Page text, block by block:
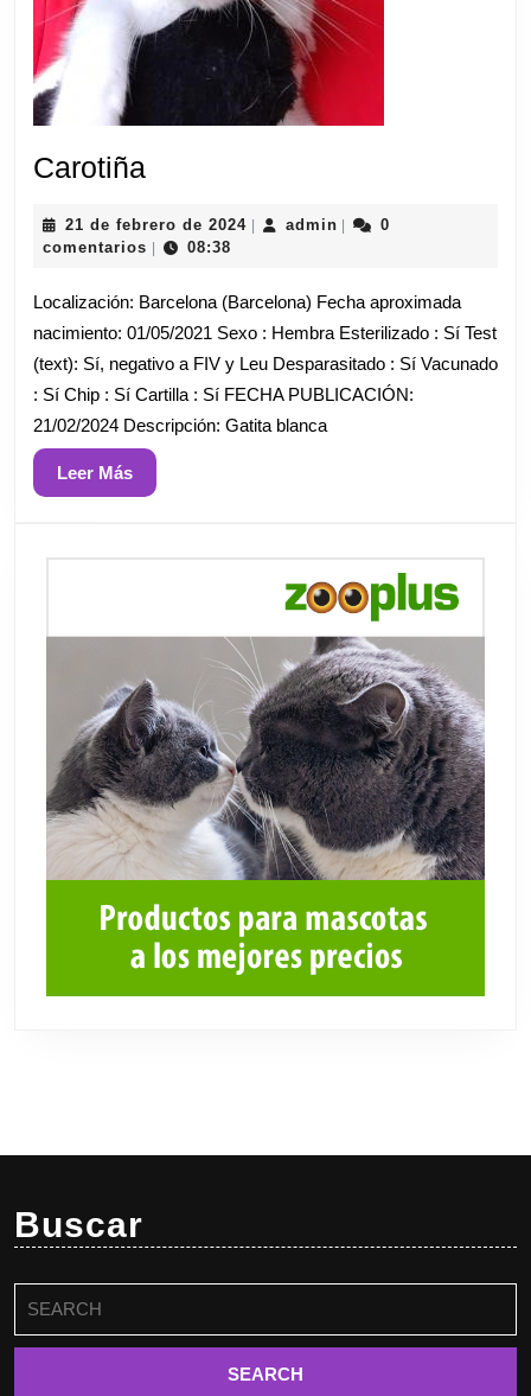
Carotiña
21 de febrero de 202421
2024
| adminadmin
|
0
comentarios | 08:38
Localización: Barcelona (Barcelona) Fecha aproximada
nacimiento: 01/05/2021 Sexo : Hembra Esterilizado : Sí Test
(text): Sí, negativo a FIV y Leu Desparasitado : Sí Vacunado
: Sí Chip : Sí Cartilla : Sí FECHA PUBLICACIÓN:
21/02/2024 Descripción: Gatita blanca
Leer MásLeer
Más
Buscar